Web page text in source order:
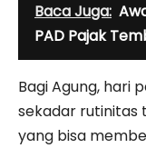
Baca Juga:
PAD Pajak
Bagi Agung, hari
sekadar rutinitas
yang bisa